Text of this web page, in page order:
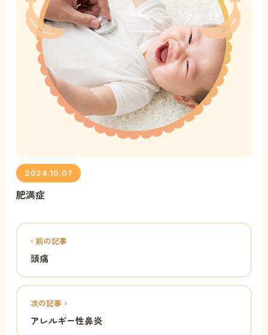
2024.10.07
肥満症
‹ 前の記事
頭痛
次の記事 ›
アレルギー性鼻炎